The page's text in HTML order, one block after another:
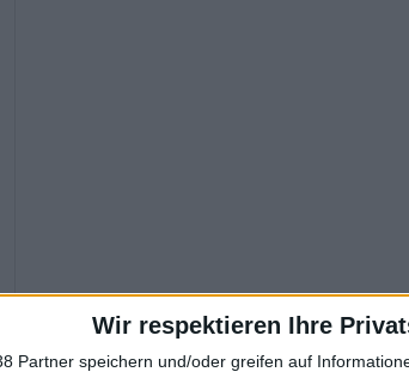
Wir respektieren Ihre
Partner speichern und/oder greifen auf